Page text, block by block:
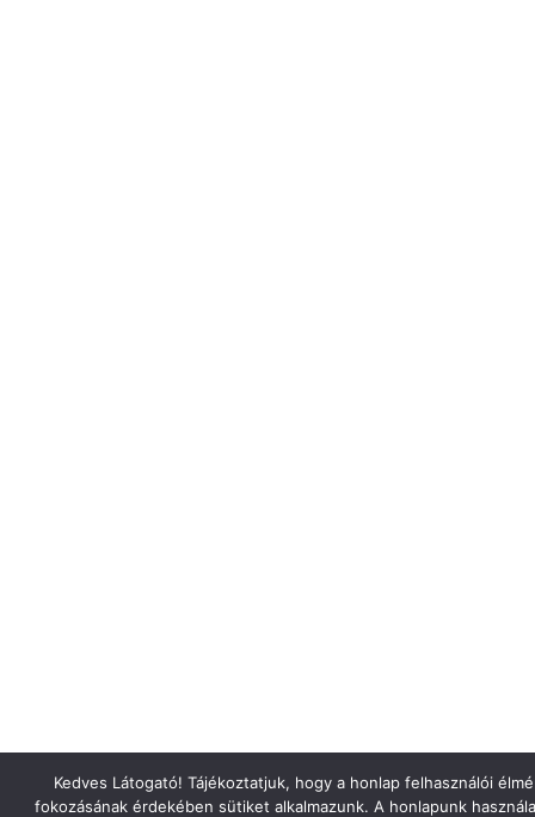
Kedves Látogató! Tájékoztatjuk, hogy a honlap felhasználói
fokozásának érdekében sütiket alkalmazunk. A honlapunk